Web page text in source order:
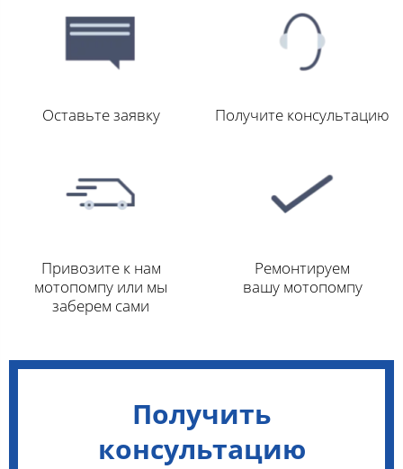
Оставьте заявку Получите консультацию
Привозите к нам
мотопомпу или мы
заберем сами
Ремонтируем
вашу мотопомпу
Получить
консультацию